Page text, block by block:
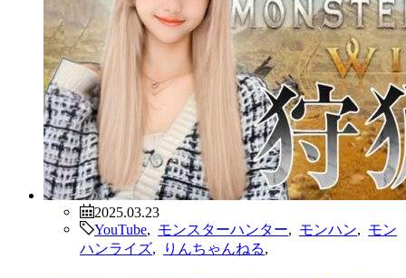
2025.03.23
YouTube
モンスターハンター モンハン
モン
ハンライズ
りんちゃんねる